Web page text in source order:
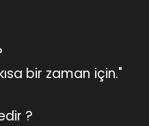
bir zaman için."
?